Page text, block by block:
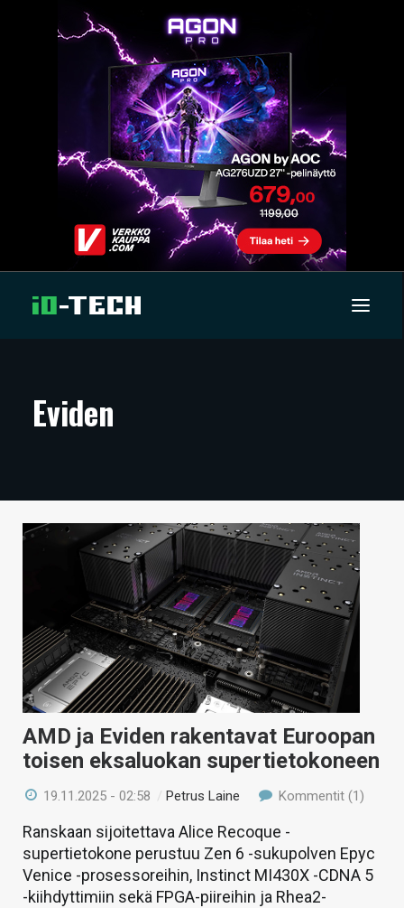
ARTIKKELIT
TECHBBS
TIETOA
VAIHDA TEEMA
HAKU
Eviden
AMD ja Eviden rakentavat Euroopan
toisen eksaluokan supertietokoneen
19.11.2025 - 02:58 /Petrus Laine Kommentit (1)
Ranskaan sijoitettava Alice Recoque -
supertietokone perustuu Zen 6 -sukupolven Epyc
Venice -prosessoreihin, Instinct MI430X -CDNA 5
-kiihdyttimiin sekä FPGA-piireihin ja Rhea2-